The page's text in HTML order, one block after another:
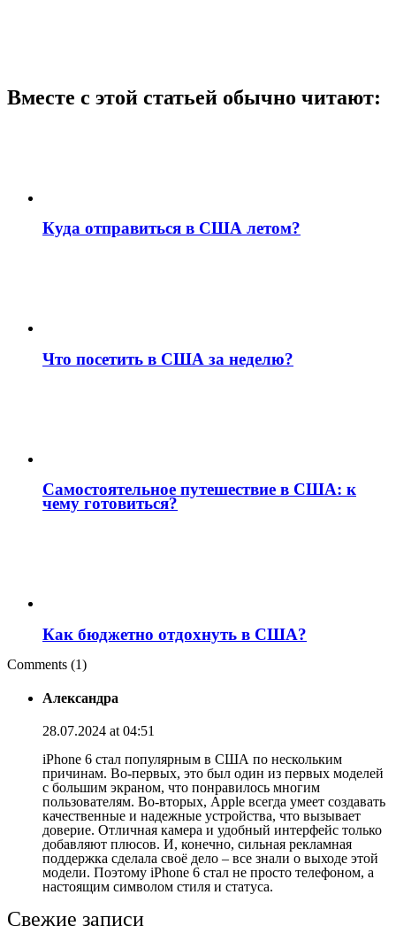
Вместе с этой статьей обычно читают:
Куда отправиться в США летом?
Что посетить в США за неделю?
Самостоятельное путешествие в США: к
чему готовиться?
Как бюджетно отдохнуть в США?
Comments (1)
Александра
28.07.2024 at 04:51
iPhone 6 стал популярным в США по нескольким
причинам. Во-первых, это был один из первых моделей
с большим экраном, что понравилось многим
пользователям. Во-вторых, Apple всегда умеет создавать
качественные и надежные устройства, что вызывает
доверие. Отличная камера и удобный интерфейс только
добавляют плюсов. И, конечно, сильная рекламная
поддержка сделала своё дело – все знали о выходе этой
модели. Поэтому iPhone 6 стал не просто телефоном, а
настоящим символом стиля и статуса.
Свежие записи